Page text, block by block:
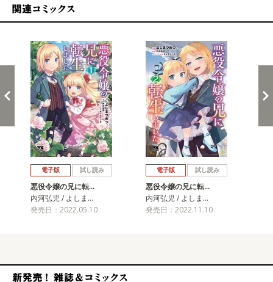
電子版 試し読み
悪役令嬢の兄に転…
内河弘児 / よしま…
発売日：2022.05.10
電子版 試し読み
悪役令嬢の兄に転…
内河弘児 / よしま…
発売日：2022.11.10